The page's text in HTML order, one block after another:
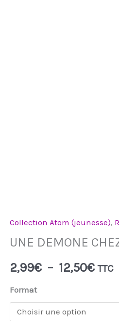
Collection Atom (jeunesse),
UNE DEMONE
2,99€ – 12,50€ TTC
Format